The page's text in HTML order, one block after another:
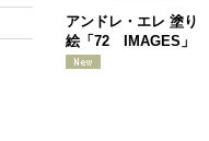
アンドレ・エレ 塗り
絵「72 IMAGES」